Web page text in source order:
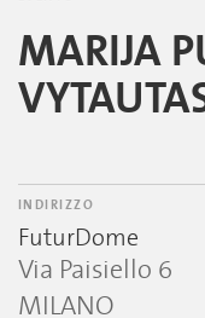
MARIJA
INDIRIZZO
FuturDome
Via Paisiello 6
MILANO